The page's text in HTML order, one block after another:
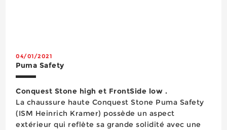
04/01/2021
Puma Safety
Conquest Stone high et FrontSide low .
La chaussure haute Conquest Stone Puma Safety
(ISM Heinrich Kramer) possède un aspect
extérieur qui reflète sa grande solidité avec une